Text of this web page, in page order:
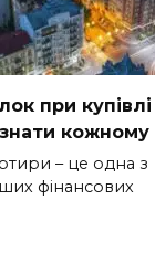
при
кожному
– це одна з
фінансових